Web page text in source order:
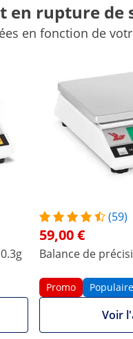
en rupture de
en fonction de
(59)
59,00 €
Balance de
Promo Populaire
Voir
voire même
qui répondra à 100 %
verre garantit des
d'utilisation
pouvez choisir entre